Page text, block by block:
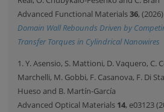
Advanced Functional Materials36, (2026)
Domain Wall Rebounds Driven by
Transfer Torques in Cylindrical Nanowires
1. Y. Asensio, S. Mattioni, D. Vaquero, C.
Marchelli, M. Gobbi, F. Casanova, F. Di
Hueso and B. Martín-García
Advanced Optical Materials 14, e03123